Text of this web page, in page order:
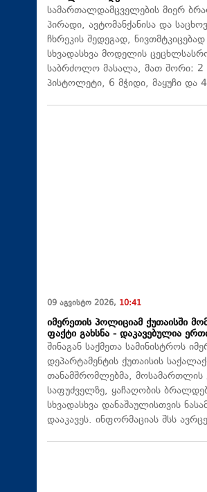
სამართალდამცველების მიერ
პირადი, ავტომანქანისა და
ჩხრეკის შედეგად,
სხვადასხვა მოდელის
საბრძოლო მასალა, მათ შორი: 2
პისტოლეტი, 6 მჭიდი, მაყუჩი და
09 აგვისტო 2026, 10:41
იმერეთის პოლიციამ ქუთაისში
ფაქტი გახსნა - დაკავებულია
შინაგან საქმეთა სამინისტროს
დეპარტამენტის ქუთაისის
თანამშრომლებმა, მოსამართლის
საფუძველზე, ყაჩაღობის
სხვადასხვა დანაშაულისთვის
დააკავეს. ინფორმაციას შსს